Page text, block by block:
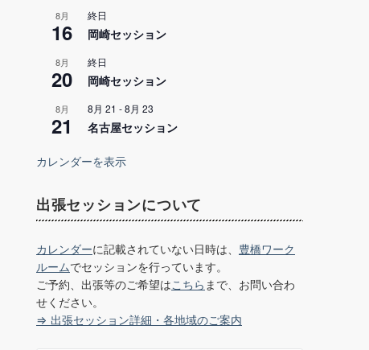
8月
16
終日
岡崎セッション
8月
20
終日
岡崎セッション
8月
21
8月 21 -8月 23
名古屋セッション
カレンダーを表示
出張セッションについて
カレンダーに記載されていない日時は、 豊橋ワーク
ルームでセッションを行っています。
ご予約、出張等のご希望はこちら まで、お問い合わ
せください。
⇒ 出張セッション詳細・各地域のご案内